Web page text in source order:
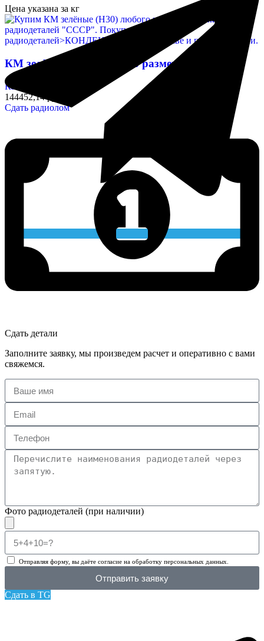
Цена указана за кг
КМ зелёные (Н30) любого размера
Конденсаторы
144452,14 руб/кг
Сдать радиолом
Сдать детали
Заполните заявку, мы произведем расчет и оперативно с вами
свяжемся.
Фото радиодеталей (при наличии)
Отправляя форму, вы даёте согласие на обработку персональных данных.
Отправить заявку
Сдать в TG